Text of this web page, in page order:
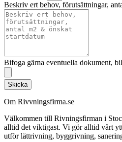
Beskriv ert behov, förutsättningar,
Bifoga gärna eventuella dokument,
Skicka
Om Rivvningsfirma.se
Välkommen till Rivningsfirman i
alltid det viktigast. Vi gör alltid vårt
utför lättrivning, byggrivning,